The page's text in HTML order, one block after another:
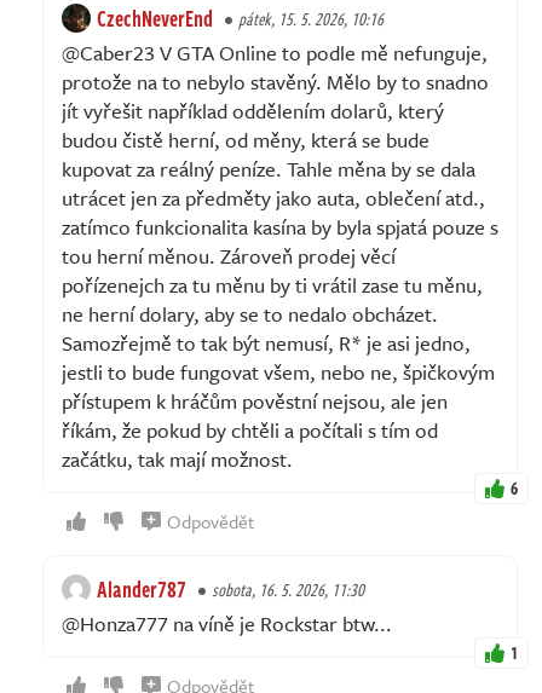
CzechNeverEnd pátek, 15. 5. 2026, 10:16
@Caber23 V GTA Online to podle mě nefunguje,
protože na to nebylo stavěný. Mělo by to snadno
jít vyřešit například oddělením dolarů, který
budou čistě herní, od měny, která se bude
kupovat za reálný peníze. Tahle měna by se dala
utrácet jen za předměty jako auta, oblečení atd.,
zatímco funkcionalita kasína by byla spjatá pouze s
tou herní měnou. Zároveň prodej věcí
pořízenejch za tu měnu by ti vrátil zase tu měnu,
ne herní dolary, aby se to nedalo obcházet.
Samozřejmě to tak být nemusí, R* je asi jedno,
jestli to bude fungovat všem, nebo ne, špičkovým
přístupem k hráčům pověstní nejsou, ale jen
říkám, že pokud by chtěli a počítali s tím od
začátku, tak mají možnost.
6
Odpovědět
Alander787 sobota, 16. 5. 2026, 11:30
@Honza777 na víně je Rockstar btw...
1
Odpovědět